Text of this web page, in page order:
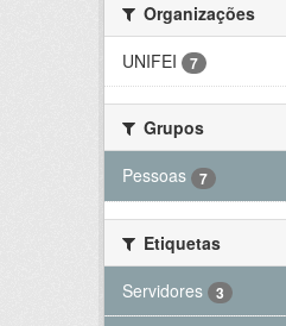
Organizações
UNIFEI
7
Grupos
Pessoas
7
Etiquetas
Servidores
3